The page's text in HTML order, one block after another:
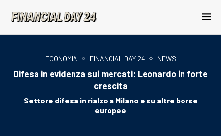
ECONOMIA FINANCIAL DAY 24 NEWS
Difesa in evidenza sui mercati: Leonardo in forte
crescita
Settore difesa in rialzo a Milano e su altre borse
europee